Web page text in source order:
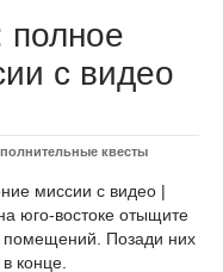
полное
с видео
квесты
миссии с видео |
юго-востоке отыщите
помещений. Позади них
конце.